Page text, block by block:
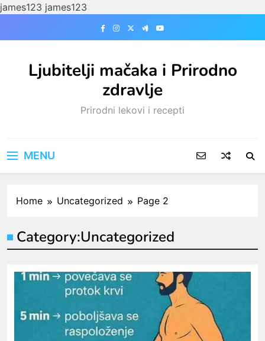
james123 james123
Ljubitelji mačaka i Prirodno
zdravlje
Prirodni lekovi i recepti
MENU
Home Uncategorized Page 2
Category:Uncategorized